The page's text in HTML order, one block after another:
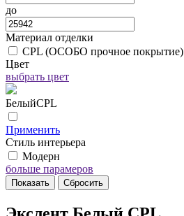
до
Материал отделки
CPL (ОСОБО прочное покрытие)
Цвет
выбрать цвет
БелыйCPL
Применить
Стиль интерьера
Модерн
больше парамеров